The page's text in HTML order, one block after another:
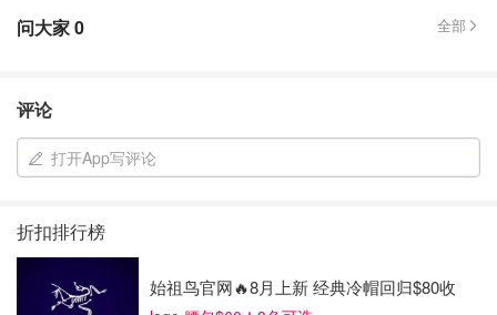
问大家0 全部
评论
打开App写评论
折扣排行榜
始祖鸟官网🔥8月上新 经典冷帽回归$80收